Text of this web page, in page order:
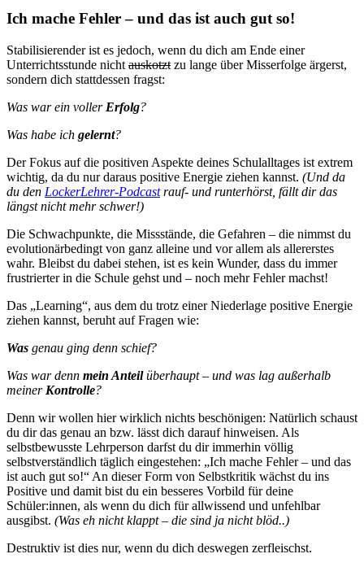
Ich mache Fehler – und das ist auch gut so!
Stabilisierender ist es jedoch, wenn du dich am Ende einer
Unterrichtsstunde nicht auskotzt zu lange über Misserfolge ärgerst,
sondern dich stattdessen fragst:
Was war ein voller Erfolg?
Was habe ich gelernt?
Der Fokus auf die positiven Aspekte deines Schulalltages ist extrem
wichtig, da du nur daraus positive Energie ziehen kannst. (Und da
du den LockerLehrer-Podcastrauf- und runterhörst, fällt dir das
längst nicht mehr schwer!)
Die Schwachpunkte, die Missstände, die Gefahren – die nimmst du
evolutionärbedingt von ganz alleine und vor allem als allererstes
wahr. Bleibst du dabei stehen, ist es kein Wunder, dass du immer
frustrierter in die Schule gehst und – noch mehr Fehler machst!
Das „Learning“, aus dem du trotz einer Niederlage positive Energie
ziehen kannst, beruht auf Fragen wie:
Was genau ging denn schief?
Was war denn mein Anteilüberhaupt – und was lag außerhalb
meiner Kontrolle?
Denn wir wollen hier wirklich nichts beschönigen: Natürlich schaust
du dir das genau an bzw. lässt dich darauf hinweisen. Als
selbstbewusste Lehrperson darfst du dir immerhin völlig
selbstverständlich täglich eingestehen: „Ich mache Fehler – und das
ist auch gut so!“ An dieser Form von Selbstkritik wächst du ins
Positive und damit bist du ein besseres Vorbild für deine
Schüler:innen, als wenn du dich für allwissend und unfehlbar
ausgibst. (Was eh nicht klappt – die sind ja nicht blöd..)
Destruktiv ist dies nur, wenn du dich deswegen zerfleischst.